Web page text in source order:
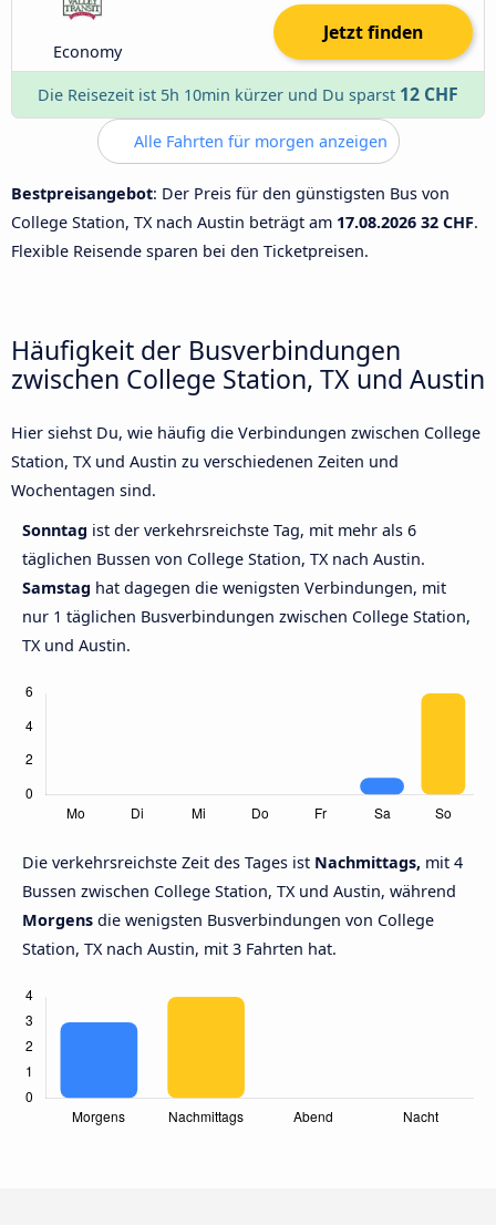
Economy
Jetzt finden
Die Reisezeit ist 5h 10min kürzer und Du sparst 12 CHF
Alle Fahrten für morgen anzeigen
Bestpreisangebot: Der Preis für den günstigsten Bus von
College Station, TX nach Austin beträgt am 17.08.2026 32 CHF.
Flexible Reisende sparen bei den Ticketpreisen.
Häufigkeit der Busverbindungen
zwischen College Station, TX und Austin
Hier siehst Du, wie häufig die Verbindungen zwischen College
Station, TX und Austin zu verschiedenen Zeiten und
Wochentagen sind.
Sonntag ist der verkehrsreichste Tag, mit mehr als 6
täglichen Bussen von College Station, TX nach Austin.
Samstag hat dagegen die wenigsten Verbindungen, mit
nur 1 täglichen Busverbindungen zwischen College Station,
TX und Austin.
Die verkehrsreichste Zeit des Tages ist Nachmittags, mit 4
Bussen zwischen College Station, TX und Austin, während
Morgens die wenigsten Busverbindungen von College
Station, TX nach Austin, mit 3 Fahrten hat.